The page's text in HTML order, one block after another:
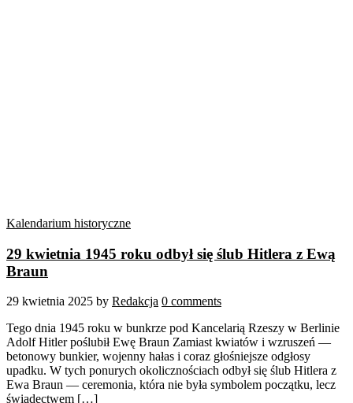
Kalendarium historyczne
29 kwietnia 1945 roku odbył się ślub Hitlera z Ewą
Braun
29 kwietnia 2025 by Redakcja 0 comments
Tego dnia 1945 roku w bunkrze pod Kancelarią Rzeszy w Berlinie
Adolf Hitler poślubił Ewę Braun Zamiast kwiatów i wzruszeń —
betonowy bunkier, wojenny hałas i coraz głośniejsze odgłosy
upadku. W tych ponurych okolicznościach odbył się ślub Hitlera z
Ewa Braun — ceremonia, która nie była symbolem początku, lecz
świadectwem […]